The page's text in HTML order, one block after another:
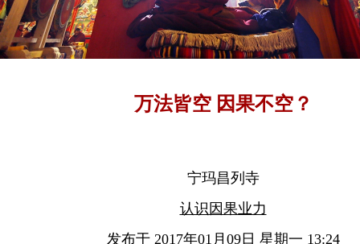
万法皆空 因果不空？
宁玛昌列寺
认识因果业力
发布于 2017年01月09日 星期一 13:24